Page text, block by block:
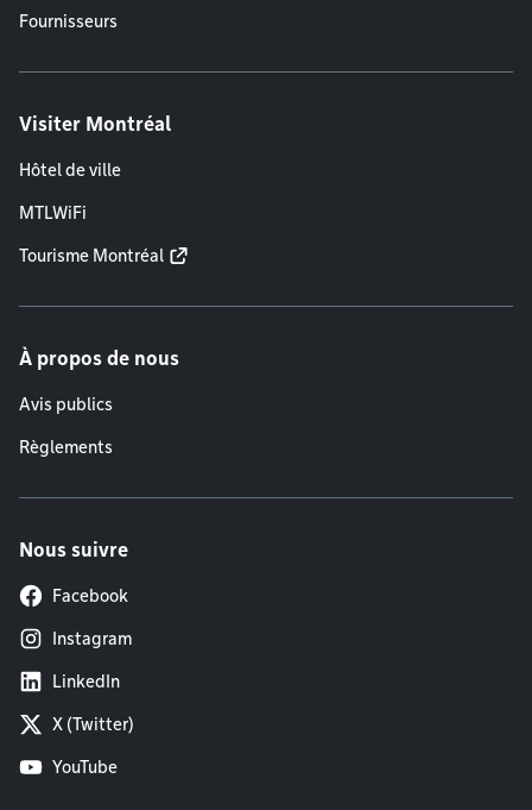
Fournisseurs
Visiter Montréal
Hôtel de ville
MTLWiFi
Tourisme Montréal
À propos de nous
Avis publics
Règlements
Nous suivre
Facebook
Instagram
LinkedIn
X (Twitter)
YouTube